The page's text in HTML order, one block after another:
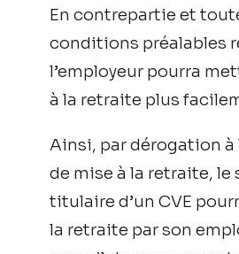
En contrepartie et
conditions préalables
l’employeur pourra
à la retraite plus
Ainsi, par dérogation à
de mise à la retraite, le
titulaire d’un CVE
la retraite par son